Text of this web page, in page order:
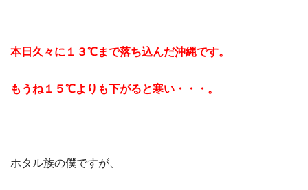
本日久々に１３℃まで落ち込んだ沖縄です。
もうね１５℃よりも下がると寒い・・・。
ホタル族の僕ですが、